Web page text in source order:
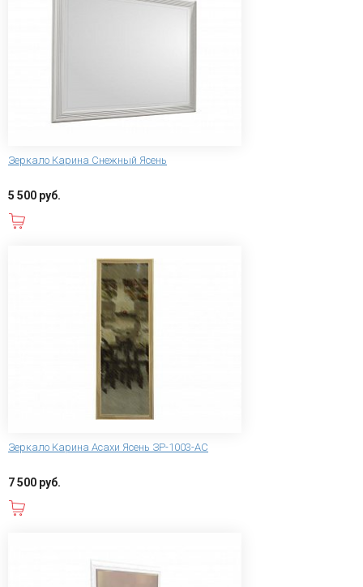
Зеркало Карина Снежный Ясень
5 500 руб.
Зеркало Карина Асахи Ясень ЗР-1003-АС
7 500 руб.